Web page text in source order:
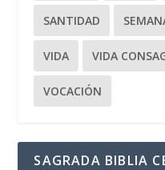
SANTIDAD
VIDA VIDA
VOCACIÓN
SAGRADA BIBLIA